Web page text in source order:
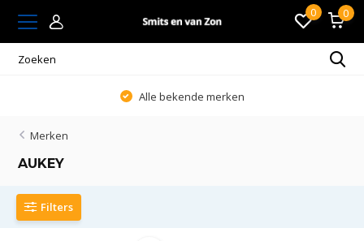
0 0
Alle bekende merken
Merken
AUKEY
Filters